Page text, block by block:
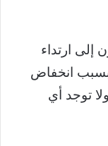
ارتداء
بسبب انخفاض
توجد أي